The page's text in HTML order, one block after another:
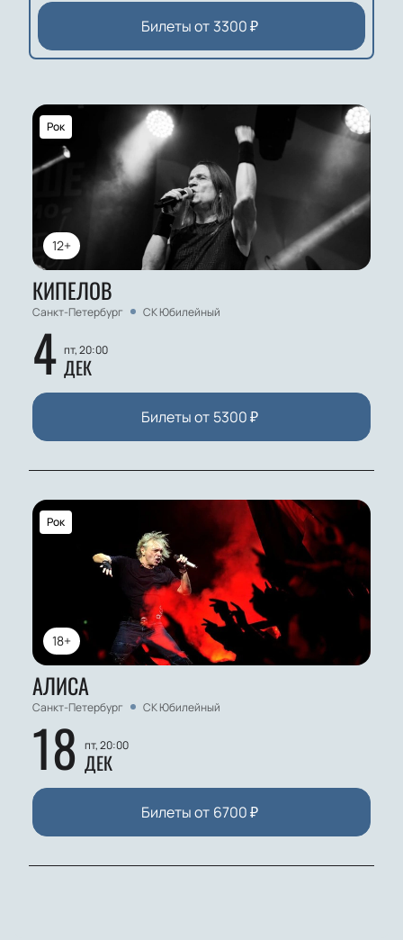
Билеты от 3300₽
12+
Рок
КИПЕЛОВ
Санкт-Петербург СК Юбилейный
4 пт, 20:00
ДЕК
Билеты от 5300₽
18+
Рок
АЛИСА
Санкт-Петербург СК Юбилейный
18 пт, 20:00
ДЕК
Билеты от 6700₽